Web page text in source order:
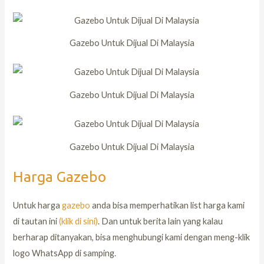
Gazebo Untuk Dijual Di Malaysia
Gazebo Untuk Dijual Di Malaysia
Gazebo Untuk Dijual Di Malaysia
Harga Gazebo
Untuk hargagazebo anda bisa memperhatikan list harga kami
di tautan ini(klik di sini). Dan untuk berita lain yang kalau
berharap ditanyakan, bisa menghubungi kami dengan meng-klik
logo WhatsApp di samping.